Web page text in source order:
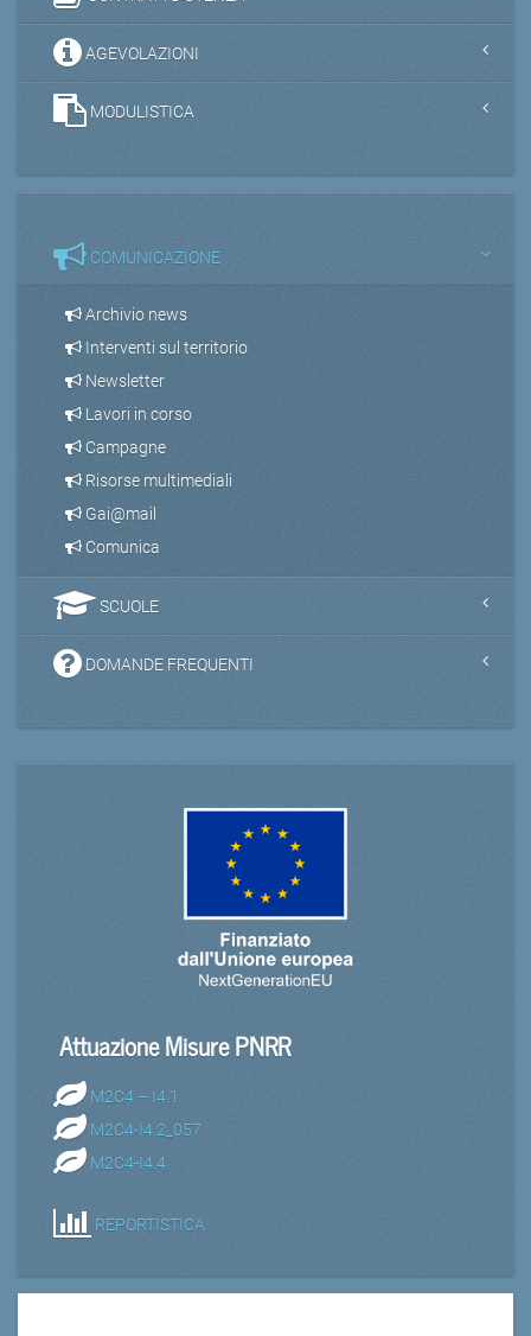
AGEVOLAZIONI
MODULISTICA
COMUNICAZIONE
Archivio news
Interventi sul territorio
Newsletter
Lavori in corso
Campagne
Risorse multimediali
Gai@mail
Comunica
SCUOLE
DOMANDE FREQUENTI
Attuazione Misure PNRR
M2C4 – I4.1
M2C4-I4.2_057
M2C4-I4.4
REPORTISTICA